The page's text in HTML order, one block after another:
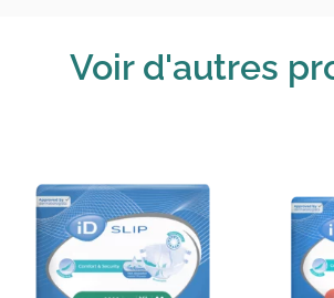
Voir d'autres